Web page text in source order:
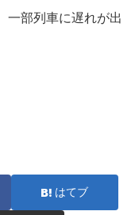
一部列車に遅れが出
はてブ